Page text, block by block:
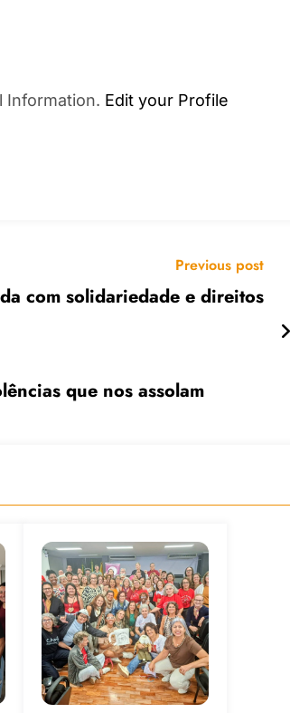
Information. Edit your Profile
Previous post
com solidariedade e direitos
que nos assolam